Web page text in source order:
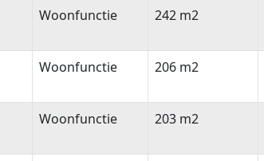
Gebruiksdoel Oppervlakte
Woonfunctie 242 m2
Woonfunctie 206 m2
Woonfunctie 203 m2